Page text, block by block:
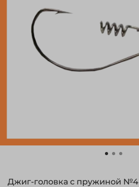
Джиг-головка с пружиной №4